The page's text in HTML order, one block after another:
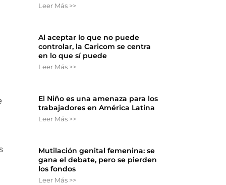
Leer Más >>
Al aceptar lo que no puede
controlar, la Caricom se centra
en lo que sí puede
Leer Más >>
El Niño es una amenaza para los
trabajadores en América Latina
Leer Más >>
Mutilación genital femenina: se
gana el debate, pero se pierden
los fondos
Leer Más >>